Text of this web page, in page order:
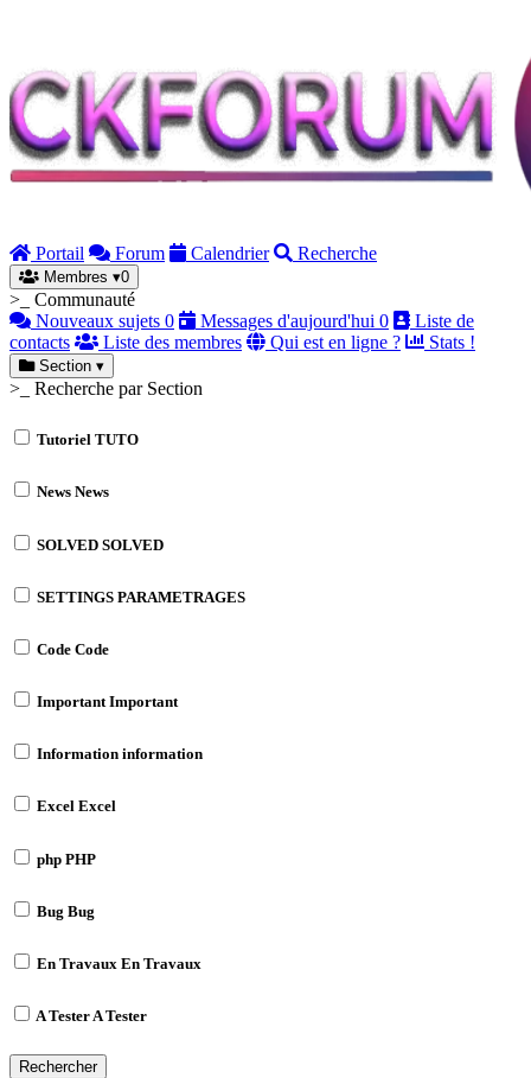
Portail Forum Calendrier Recherche
Membres ▾0
>_ Communauté
Nouveaux sujets 0 Messages d'aujourd'hui 0
Liste de
contacts
Liste des membres Qui est en ligne ? Stats !
Section ▾
>_ Recherche par Section
Tutoriel TUTO
News News
SOLVED SOLVED
SETTINGS PARAMETRAGES
Code Code
ImportantImportant
Information information
Excel Excel
php PHP
Bug Bug
En Travaux En Travaux
A TesterA Tester
Rechercher